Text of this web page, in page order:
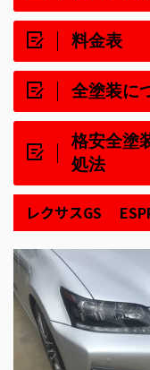
料金表
全塗装に
格安全塗
処法
レクサスGS